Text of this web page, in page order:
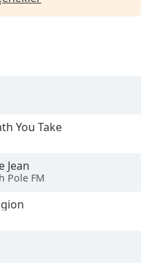
You Take
Jean
Pole FM